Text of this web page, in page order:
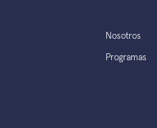
Nosotros
Programas